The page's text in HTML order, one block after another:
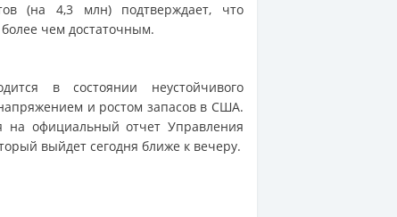
(на 4,3 млн) подтверждает, что
чем достаточным.
в состоянии неустойчивого
и ростом запасов в США.
на официальный отчет Управления
выйдет сегодня ближе к вечеру.